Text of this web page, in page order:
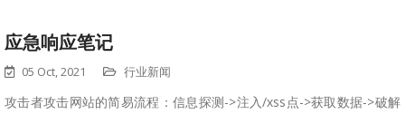
应急响应笔记
05 Oct, 2021 行业新闻
攻击者攻击网站的简易流程：信息探测->注入/xss点->获取数据->破解